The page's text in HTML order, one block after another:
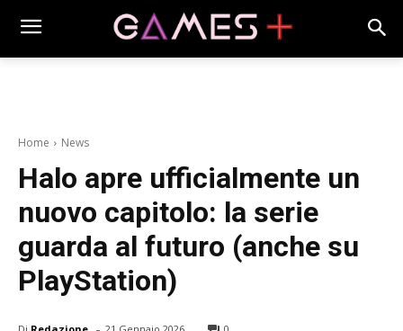
Home News
Halo apre ufficialmente un
nuovo capitolo: la serie
guarda al futuro (anche su
PlayStation)